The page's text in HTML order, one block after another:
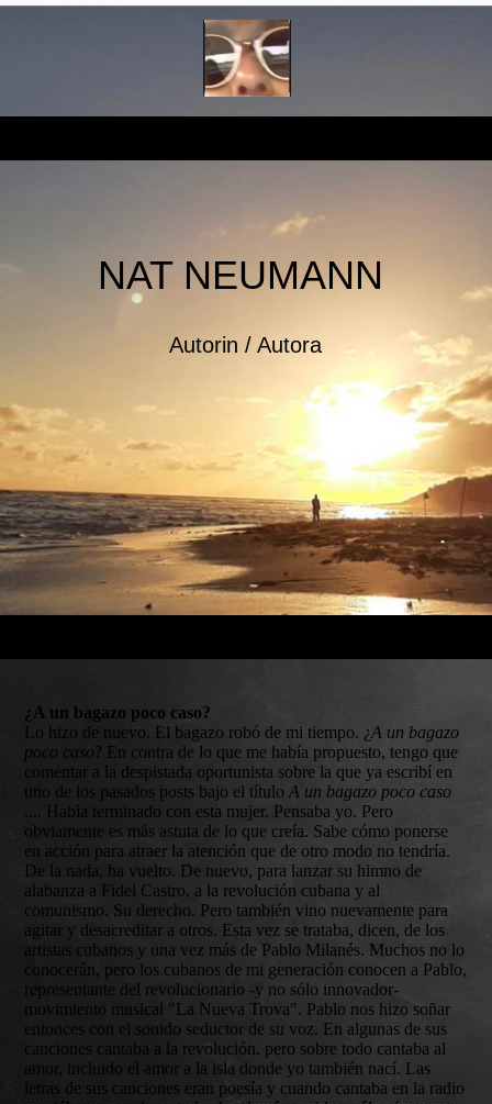
NAT NEUMANN
Autorin / Autora
¿A un bagazo poco caso?
Lo hizo de nuevo. El bagazo robó de mi tiempo. ¿A un bagazo
poco caso? En contra de lo que me había propuesto, tengo que
comentar a la despistada oportunista sobre la que ya escribí en
uno de los pasados posts bajo el títuloA un bagazo poco caso
.... Había terminado con esta mujer. Pensaba yo. Pero
obviamente es más astuta de lo que creía. Sabe cómo ponerse
en acción para atraer la atención que de otro modo no tendría.
De la nada, ha vuelto. De nuevo, para lanzar su himno de
alabanza a Fidel Castro, a la revolución cubana y al
comunismo. Su derecho. Pero también vino nuevamente para
agitar y desacreditar a otros. Esta vez se trataba, dicen, de los
artistas cubanos y una vez más de Pablo Milanés. Muchos no lo
conocerán, pero los cubanos de mi generación conocen a Pablo,
representante del revolucionario -y no sólo innovador-
movimiento musical "La Nueva Trova". Pablo nos hizo soñar
entonces con el sonido seductor de su voz. En algunas de sus
canciones cantaba a la revolución, pero sobre todo cantaba al
amor, incluido el amor a la isla donde yo también nací. Las
letras de sus canciones eran poesía y cuando cantaba en la radio